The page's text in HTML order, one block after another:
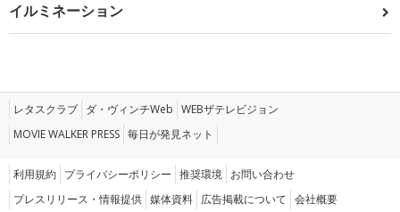
イルミネーション
レタスクラブ ダ・ヴィンチWeb WEBザテレビジョン
MOVIE WALKER PRESS 毎日が発見ネット
利用規約 プライバシーポリシー 推奨環境 お問い合わせ
プレスリリース・情報提供 媒体資料 広告掲載について 会社概要